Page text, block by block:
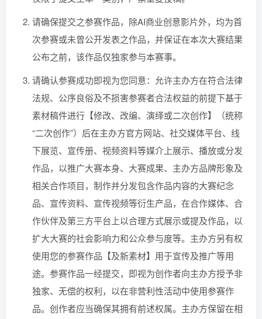
请确保提交之参赛作品，除AI商业创意影片外，均为首
次参赛或未曾公开发表之作品，并保证在本次大赛结果
公布之前，该作品仅独家参与本赛事。
请确认参赛成功即视为您同意：允许主办方在符合法律
法规、公序良俗及不损害参赛者合法权益的前提下基于
素材稿件进行【修改、改编、演绎或二次创作】（统称
“二次创作”）后在主办方官方网站、社交媒体平台、线
下展览、宣传册、视频资料等媒介上展示、播放或分发
作品，以推广大赛本身、大赛成果、主办方品牌形象及
相关合作项目，制作并分发包含作品内容的大赛纪念
品、宣传资料、宣传视频等衍生产品，在合作媒体、合
作伙伴及第三方平台上以合理方式展示或提及作品，以
扩大大赛的社会影响力和公众参与度等。主办方另有权
使用您的参赛作品【及新素材】用于宣传及推广等用
途。参赛作品一经提交，即视为创作者向主办方授予非
独家、无偿的权利，以在非营利性活动中使用参赛作
品。创作者应当确保其拥有前述权属。主办方保留在相